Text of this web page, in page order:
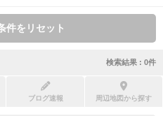
リピーター割引あり
件をリセット
検索結果 : 0件
ブログ速報 周辺地図から探す